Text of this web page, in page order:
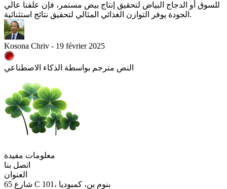
للسوق أو الدجاج البياض لتحقيق إنتاج بيض مستمر، فإن علفنا عالي
الجودة يوفر التوازن الغذائي المثالي لتحقيق نتائج استثنائية.
Kosona Chriv - 19 février 2025
النص مترجم بواسطة الذكاء الاصطناعي
معلومات مفيدة
اتصل بنا
العنوان
65 شارع C 101، بنوم بن، كمبوديا